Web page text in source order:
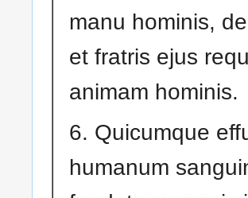
manu hominis,
et fratris ejus
animam hominis.
6. Quicumque
humanum